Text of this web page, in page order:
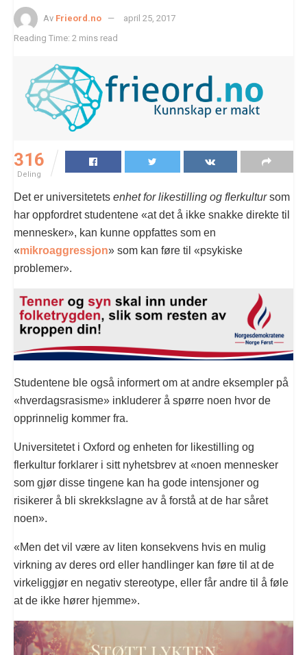
Av Frieord.no
april 25, 2017
Reading Time: 2 mins read
316
Deling
Det er universitetets enhet for likestilling og flerkultursom
har oppfordret studentene «at det å ikke snakke direkte til
mennesker», kan kunne oppfattes som en
«mikroaggressjon» som kan føre til «psykiske
problemer».
Studentene ble også informert om at andre eksempler på
«hverdagsrasisme» inkluderer å spørre noen hvor de
opprinnelig kommer fra.
Universitetet i Oxford og enheten for likestilling og
flerkultur forklarer i sitt nyhetsbrev at «noen mennesker
som gjør disse tingene kan ha gode intensjoner og
risikerer å bli skrekkslagne av å forstå at de har såret
noen».
«Men det vil være av liten konsekvens hvis en mulig
virkning av deres ord eller handlinger kan føre til at de
virkeliggjør en negativ stereotype, eller får andre til å føle
at de ikke hører hjemme».